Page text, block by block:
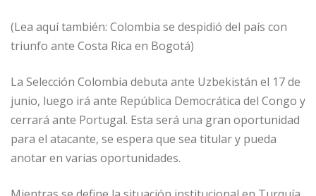
(Lea aquí también: Colombia se despidió del país con
triunfo ante Costa Rica en Bogotá)
La Selección Colombia debuta ante Uzbekistán el 17 de
junio, luego irá ante República Democrática del Congo y
cerrará ante Portugal. Esta será una gran oportunidad
para el atacante, se espera que sea titular y pueda
anotar en varias oportunidades.